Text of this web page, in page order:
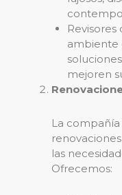
Revisores
ambiente
mejoren
La
las
Ofrecemos: